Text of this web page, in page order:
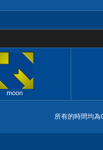
moon
所有的時間均為